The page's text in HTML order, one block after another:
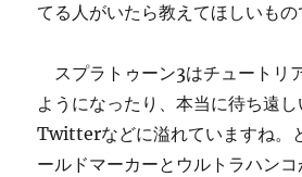
てる人がいたら教えてほしいもの
スプラトゥーン3はチュートリ
ようになったり、本当に待ち遠
Twitterなどに溢れていますね。
ールドマーカーとウルトラハン